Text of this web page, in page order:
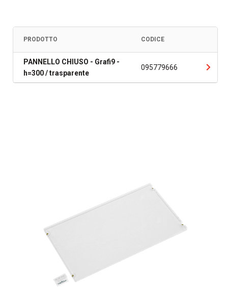
PRODOTTO CODICE
PANNELLO CHIUSO - Grafi9 -
h=300 / trasparente
095779666